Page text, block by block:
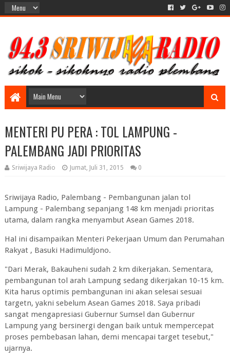
MENTERI PU PERA : TOL LAMPUNG -
PALEMBANG JADI PRIORITAS
Sriwijaya Radio Jumat, Juli 31, 2015 0
Sriwijaya Radio, Palembang - Pembangunan jalan tol
Lampung - Palembang sepanjang 148 km menjadi prioritas
utama, dalam rangka menyambut Asean Games 2018.
Hal ini disampaikan Menteri Pekerjaan Umum dan Perumahan
Rakyat , Basuki Hadimuldjono.
"Dari Merak, Bakauheni sudah 2 km dikerjakan. Sementara,
pembangunan tol arah Lampung sedang dikerjakan 10-15 km.
Kita harus optimis pembangunan ini akan selesai sesuai
targetn, yakni sebelum Asean Games 2018. Saya pribadi
sangat mengapresiasi Gubernur Sumsel dan Gubernur
Lampung yang bersinergi dengan baik untuk mempercepat
proses pembebasan lahan, demi mencapai target tesebut,"
ujarnya.